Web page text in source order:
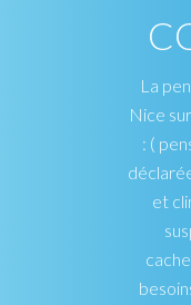
La
Nice
: (
et